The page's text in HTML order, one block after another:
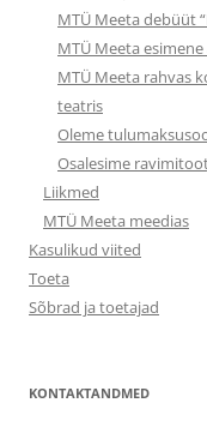
MTÜ Meeta debüüt
MTÜ Meeta
MTÜ Meeta rahvas
teatris
Oleme
Osalesime
Liikmed
MTÜ Meeta meedias
Kasulikud viited
Toeta
Sõbrad ja toetajad
KONTAKTANDMED